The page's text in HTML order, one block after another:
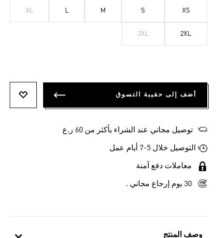
وصف المنتج
XS
S
M
L
XL
2XL
3XL
أضف إلى حقيبة التسوق
توصيل مجاني عند الشراء بأكثر من 60 ر.ع
التوصيل خلال 5-7 أيام عمل
معاملات دفع آمنة